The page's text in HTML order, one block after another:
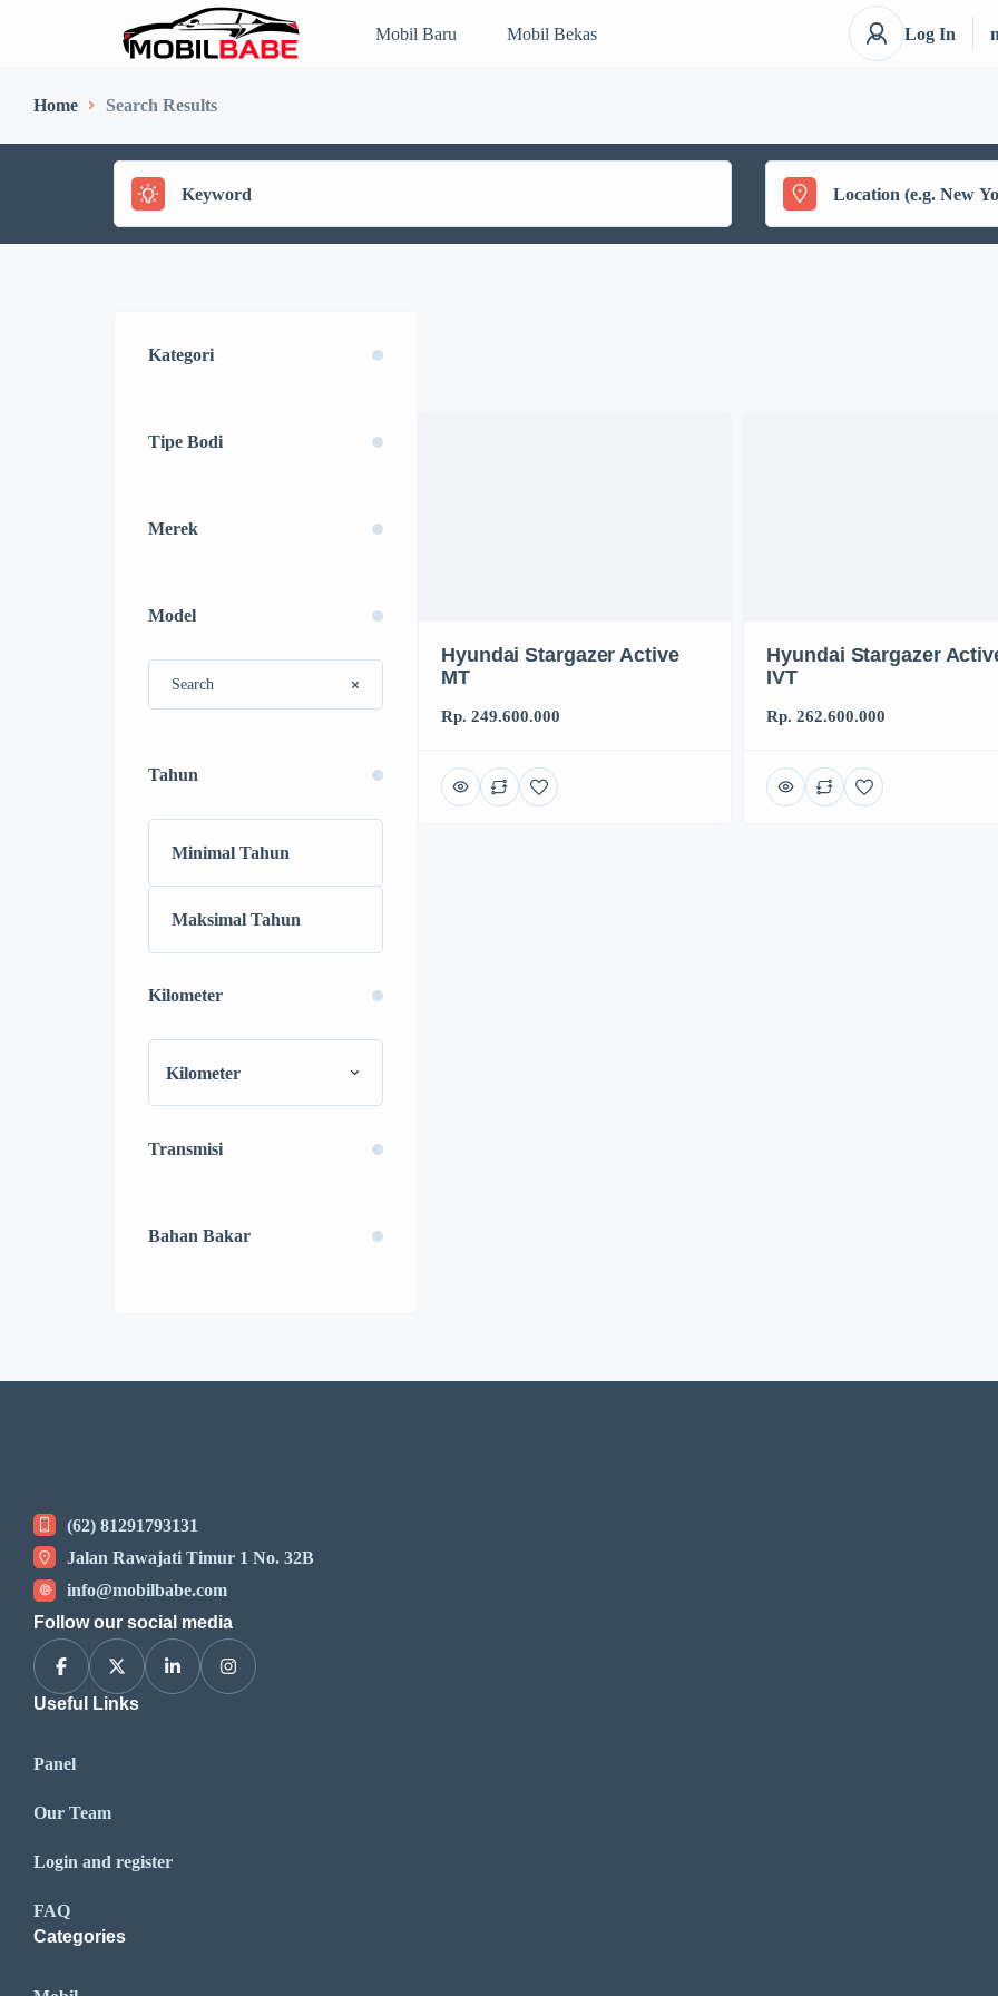
Mobil Baru Mobil Bekas Log In
Home Search Results
Kategori
Tipe Bodi
Merek
Model
Tahun
Kilometer
Kilometer
Transmisi
Bahan Bakar
Hyundai Stargazer Active
MT
Rp. 249.600.000
Hyundai Stargazer
IVT
Rp. 262.600.000
(62) 81291793131
Jalan Rawajati Timur 1 No. 32B
info@mobilbabe.com
Follow our social media
Useful Links
Panel
Our Team
Login and register
FAQ
Categories